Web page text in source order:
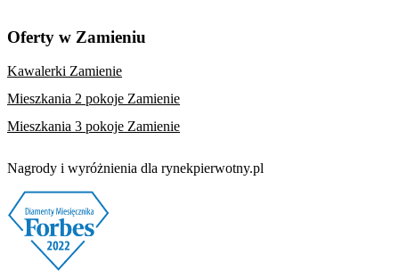
Oferty w Zamieniu
Kawalerki Zamienie
Mieszkania 2 pokoje Zamienie
Mieszkania 3 pokoje Zamienie
Nagrody i wyróżnienia dla rynekpierwotny.pl